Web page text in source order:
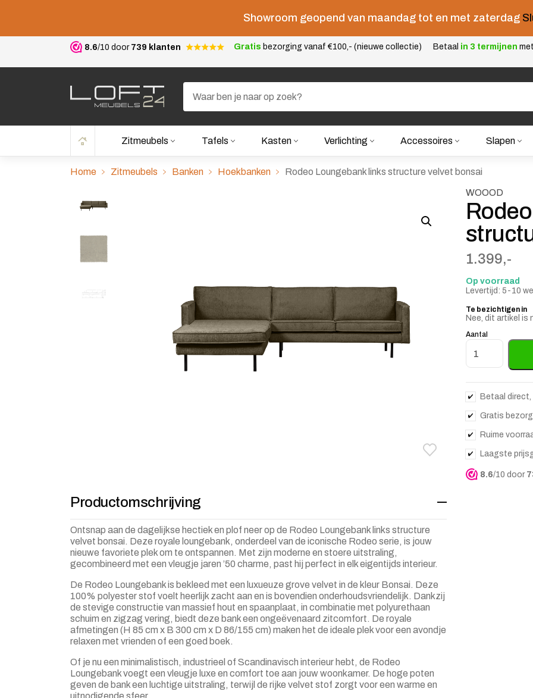
Showroom geopend van maandag tot en met zaterdag
8.6/10 door 739 klanten Gratis bezorging vanaf €100,- (nieuwe collectie) Betaal in 3 termijnen met
Zitmeubels Tafels Kasten Verlichting Accessoires Slapen
Home Zitmeubels Banken Hoekbanken Rodeo Loungebank links structure velvet bonsai
Toevoegen aan
Verwijderen van
Productomschrijving
Ontsnap aan de dagelijkse hectiek en plof neer op de Rodeo Loungebank links structure
velvet bonsai. Deze royale loungebank, onderdeel van de iconische Rodeo serie, is jouw
nieuwe favoriete plek om te ontspannen. Met zijn moderne en stoere uitstraling,
gecombineerd met een vleugje jaren ’50 charme, past hij perfect in elk eigentijds interieur.
De Rodeo Loungebank is bekleed met een luxueuze grove velvet in de kleur Bonsai. Deze
100% polyester stof voelt heerlijk zacht aan en is bovendien onderhoudsvriendelijk. Dankzij
de stevige constructie van massief hout en spaanplaat, in combinatie met polyurethaan
schuim en zigzag vering, biedt deze bank een ongeëvenaard zitcomfort. De royale
afmetingen (H 85 cm x B 300 cm x D 86/155 cm) maken het de ideale plek voor een avondje
relaxen met vrienden of een goed boek.
Of je nu een minimalistisch, industrieel of Scandinavisch interieur hebt, de Rodeo
Loungebank voegt een vleugje luxe en comfort toe aan jouw woonkamer. De hoge poten
geven de bank een luchtige uitstraling, terwijl de rijke velvet stof zorgt voor een warme en
uitnodigende sfeer.
WOOOD
1.399,-
Op voorraad
Levertijd: 5-10
Te bezichtigen in
Nee, dit artikel
Aantal
Rodeo
Betaal
Gratis
Ruime
Laagste
8.6/10 door